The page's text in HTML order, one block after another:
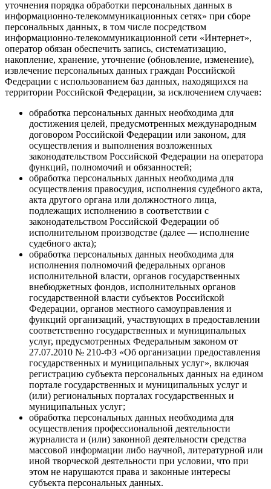
уточнения порядка обработки персональных данных в
информационно-телекоммуникационных сетях» при сборе
персональных данных, в том числе посредством
информационно-телекоммуникационной сети «Интернет»,
оператор обязан обеспечить запись, систематизацию,
накопление, хранение, уточнение (обновление, изменение),
извлечение персональных данных граждан Российской
Федерации с использованием баз данных, находящихся на
территории Российской Федерации, за исключением случаев:
обработка персональных данных необходима для
достижения целей, предусмотренных международным
договором Российской Федерации или законом, для
осуществления и выполнения возложенных
законодательством Российской Федерации на оператора
функций, полномочий и обязанностей;
обработка персональных данных необходима для
осуществления правосудия, исполнения судебного акта,
акта другого органа или должностного лица,
подлежащих исполнению в соответствии с
законодательством Российской Федерации об
исполнительном производстве (далее — исполнение
судебного акта);
обработка персональных данных необходима для
исполнения полномочий федеральных органов
исполнительной власти, органов государственных
внебюджетных фондов, исполнительных органов
государственной власти субъектов Российской
Федерации, органов местного самоуправления и
функций организаций, участвующих в предоставлении
соответственно государственных и муниципальных
услуг, предусмотренных Федеральным законом от
27.07.2010 № 210-ФЗ «Об организации предоставления
государственных и муниципальных услуг», включая
регистрацию субъекта персональных данных на едином
портале государственных и муниципальных услуг и
(или) региональных порталах государственных и
муниципальных услуг;
обработка персональных данных необходима для
осуществления профессиональной деятельности
журналиста и (или) законной деятельности средства
массовой информации либо научной, литературной или
иной творческой деятельности при условии, что при
этом не нарушаются права и законные интересы
субъекта персональных данных.